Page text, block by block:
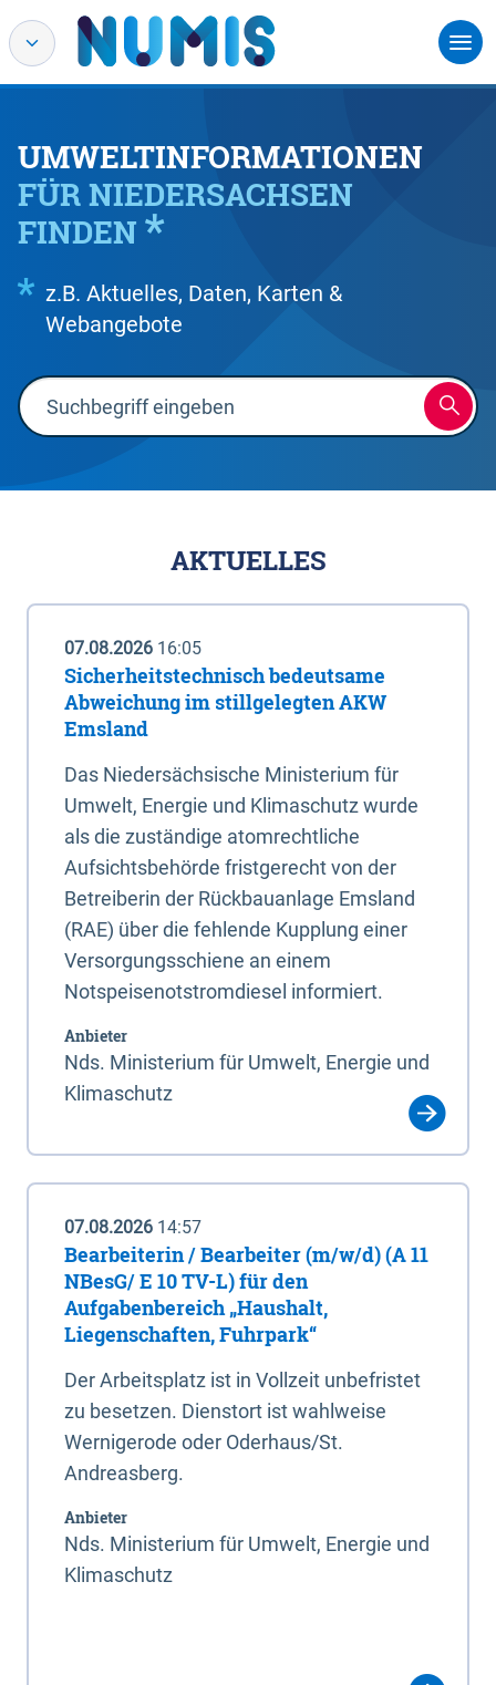
UMWELTINFORMATIONEN
FÜR NIEDERSACHSEN
FINDEN
z.B. Aktuelles, Daten, Karten &
Webangebote
AKTUELLES
07.08.2026 16:05
Sicherheitstechnisch bedeutsame
Abweichung im stillgelegten AKW
Emsland
Das Niedersächsische Ministerium für
Umwelt, Energie und Klimaschutz wurde
als die zuständige atomrechtliche
Aufsichtsbehörde fristgerecht von der
Betreiberin der Rückbauanlage Emsland
(RAE) über die fehlende Kupplung einer
Versorgungsschiene an einem
Notspeisenotstromdiesel informiert.
Anbieter
Nds. Ministerium für Umwelt, Energie und
Klimaschutz
07.08.2026 14:57
Bearbeiterin / Bearbeiter (m/w/d) (A 11
NBesG/ E 10 TV-L) für den
Aufgabenbereich „Haushalt,
Liegenschaften, Fuhrpark“
Der Arbeitsplatz ist in Vollzeit unbefristet
zu besetzen. Dienstort ist wahlweise
Wernigerode oder Oderhaus/St.
Andreasberg.
Anbieter
Nds. Ministerium für Umwelt, Energie und
Klimaschutz